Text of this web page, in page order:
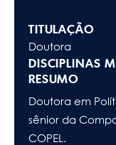
TITULAÇÃO
Doutora
DISCIPLINAS
RESUMO
Doutora em
sênior da
COPEL.